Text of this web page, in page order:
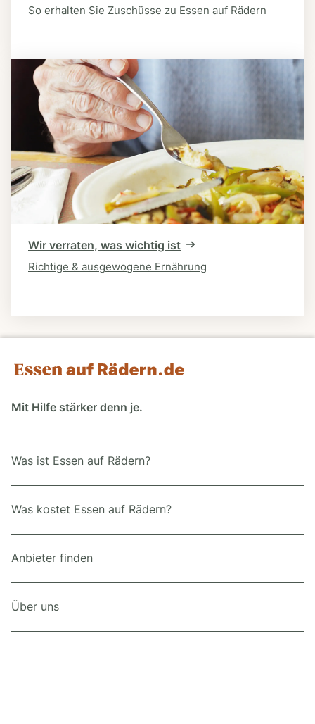
So erhalten Sie Zuschüsse zu Essen auf Rädern
Wir verraten, was wichtig ist
Richtige & ausgewogene Ernährung
Mit Hilfe stärker denn je.
Was ist Essen auf Rädern?
Was kostet Essen auf Rädern?
Anbieter finden
Über uns